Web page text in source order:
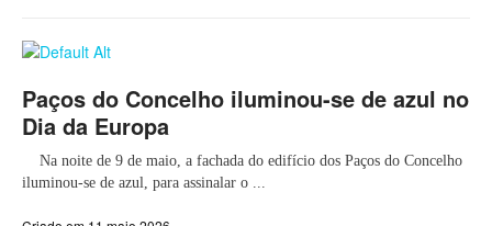
Paços do Concelho iluminou-se de azul no
Dia da Europa
Na noite de 9 de maio, a fachada do edifício dos Paços do Concelho
iluminou-se de azul, para assinalar o ...